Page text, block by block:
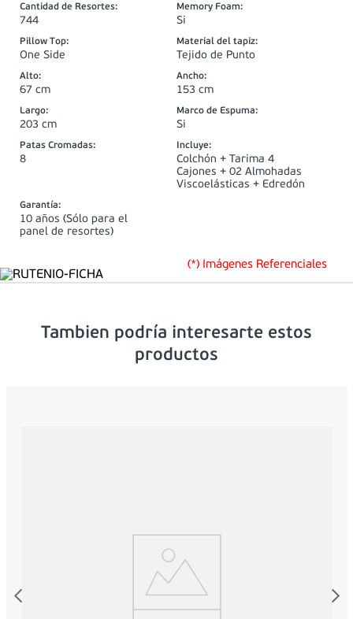
Cantidad de Resortes:
744
Memory Foam:
Si
Pillow Top:
One Side
Material del tapiz:
Tejido de Punto
Alto:
67 cm
Ancho:
153 cm
Largo:
203 cm
Marco de Espuma:
Si
Patas Cromadas:
8
Incluye:
Colchón + Tarima 4
Cajones + 02 Almohadas
Viscoelásticas + Edredón
Garantía:
10 años (Sólo para el
panel de resortes)
(*) Imágenes Referenciales
Tambien podría interesarte estos
productos